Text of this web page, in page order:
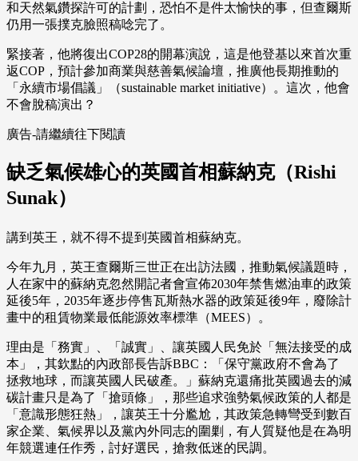
和天然氣鑽探許可的計劃，恐怕不是件太愉快的事，但查爾斯
仍用一張撲克臉照稿唸完了。
緊接著，他將復出COP28的開幕演說，這是他登基以來首次重
返COP，預計參加商業與慈善氣候論壇，推廣他長期推動的
「永續市場倡議」（sustainable market initiative）。這次，他會
不會脫稿演出？
廣告-請繼續往下閱讀
缺乏氣候雄心的英國首相蘇納克（Rishi
Sunak）
講到英王，就不得不提到英國首相蘇納克。
今年九月，英王查爾斯三世正在出訪法國，推動氣候議題時，
人在家中的蘇納克忽然開記者會宣佈2030年禁售燃油車的政策
延後5年，2035年逐步停售瓦斯熱水器的政策延後9年，廢除計
畫中的租賃物業最低能源效率標準（MEES）。
理由是「務實」、「誠實」、讓英國人民免於「無法接受的成
本」，其欽點的內政部長告訴BBC：「保守黨政府不會為了
拯救地球，而讓英國人民破產。」蘇納克還痛批英國過去的減
碳計畫只是為了「搶頭條」，那些追求強勢氣候政策的人都是
「意識形態狂熱」，讓英王十分尷尬，其政策急轉彎受到數百
家企業、氣候界以及黨內外同志的圍剿，有人質疑他是在為明
年競選連任作秀，討好選民，搶救低迷的民調。